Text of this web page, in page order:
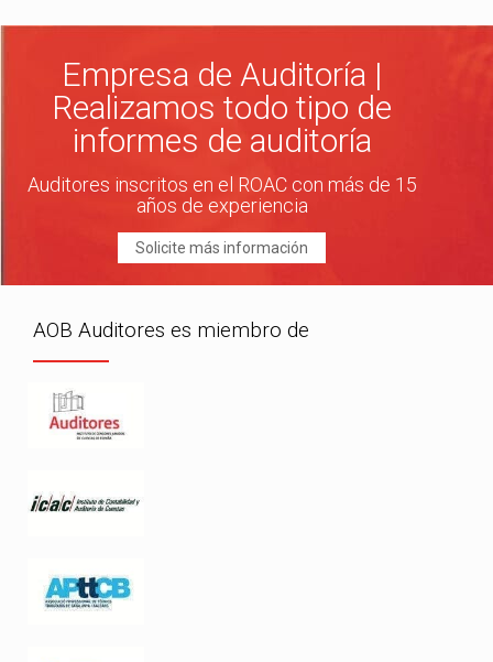
Empresa de Auditoría |
Realizamos todo tipo de
informes de auditoría
Auditores inscritos en el ROAC con más de 15
años de experiencia
Solicite más información
AOB Auditores es miembro de